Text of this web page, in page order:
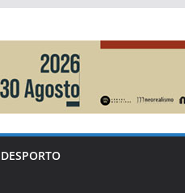
DESPORTO